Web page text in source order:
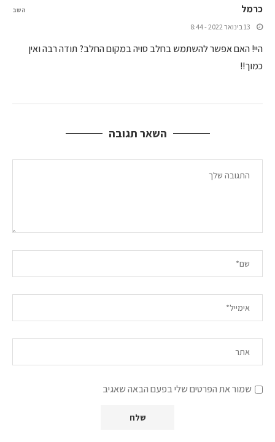
כרמל
13 בינואר 2022 - 8:44
היי! האם אפשר להשתמש בחלב סויה במקום החלב? תודה רבה ואין
כמוך!!
השב
השאר תגובה
שמור את הפרטים שלי בפעם הבאה שאגיב